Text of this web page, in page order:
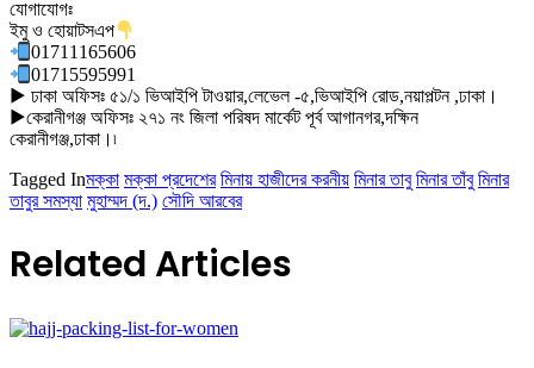
যোগাযোগঃ
ইমু ও হোয়াটসএপ
01711165606
01715595991
▶ ঢাকা অফিসঃ ৫১/১ ভিআইপি টাওয়ার,লেভেল -৫,ভিআইপি রোড,নয়াপল্টন ,ঢাকা।
▶কেরানীগঞ্জ অফিসঃ ২৭১ নং জিলা পরিষদ মার্কেট পূর্ব আগানগর,দক্ষিন
কেরানীগঞ্জ,ঢাকা।৷
Tagged Inমক্কা মক্কা প্রদেশের মিনায় হাজীদের করনীয় মিনার তাবু মিনার তাঁবু মিনার
তাবুর সমস্যা মুহাম্মদ (দ.) সৌদি আরবের
Related Articles